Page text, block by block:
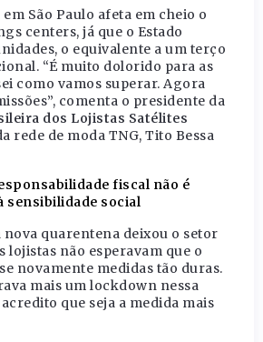
São Paulo afeta em cheio o
centers, já que o Estado
o equivalente a um terço
“É muito dolorido para as
como vamos superar. Agora
comenta o presidente da
dos Lojistas Satélites
rede de moda TNG, Tito Bessa
fiscal não é
sensibilidade social
nova quarentena deixou o setor
lojistas não esperavam que o
novamente medidas tão duras.
mais um lockdown nessa
que seja a medida mais